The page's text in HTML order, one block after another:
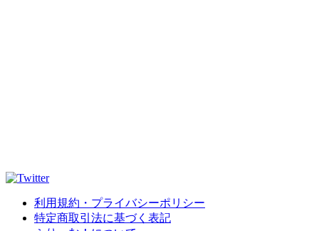
利用規約・プライバシーポリシー
特定商取引法に基づく表記